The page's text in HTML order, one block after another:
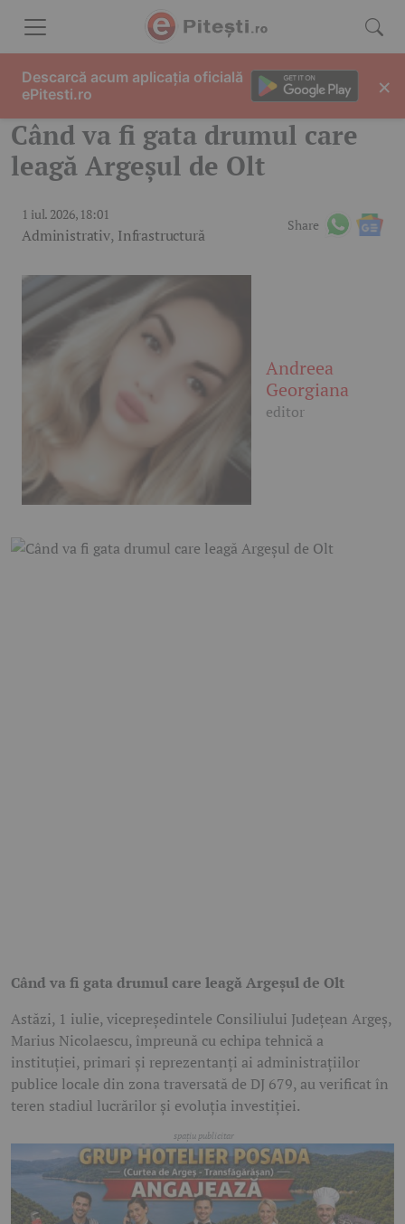
Când va fi gata drumul care
leagă Argeșul de Olt
1 iul. 2026, 18:01
Administrativ, Infrastructură
Share
Andreea
Georgiana
editor
Când va fi gata drumul care leagă Argeșul de Olt
Astăzi, 1 iulie, vicepreședintele Consiliului Județean Argeș,
Marius Nicolaescu, împreună cu echipa tehnică a
instituției, primari și reprezentanți ai administrațiilor
publice locale din zona traversată de DJ 679, au verificat în
teren stadiul lucrărilor și evoluția investiției.
Descarcă acum aplicația oficială
ePitesti.ro
×